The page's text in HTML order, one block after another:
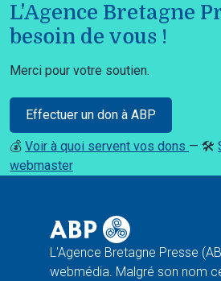
L'Agence Bretagne
besoin de vous !
Merci pour votre soutien.
Effectuer un don à ABP
💰 Voir à quoi servent vos dons — 🛠️
webmaster
L'Agence Bretagne Presse
webmédia. Malgré son nom